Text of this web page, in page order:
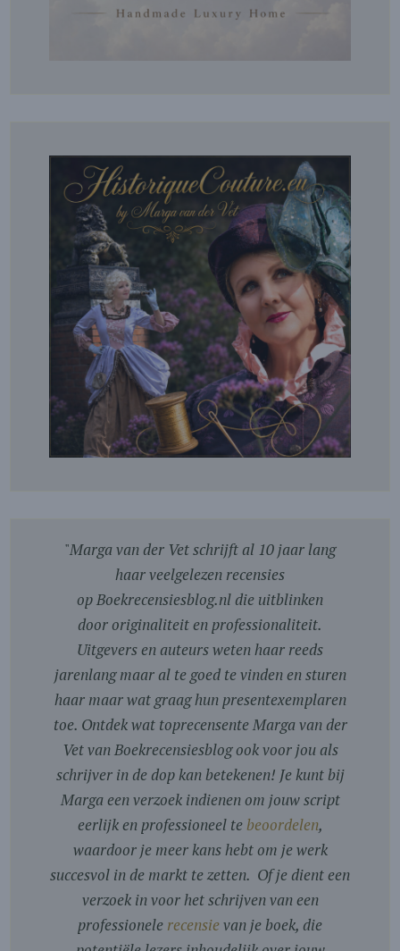
"Marga van der Vet schrijft al 10 jaar lang
haar veelgelezen recensies
op Boekrecensiesblog.nl die uitblinken
door originaliteit en professionaliteit.
Uitgevers en auteurs weten haar reeds
jarenlang maar al te goed te vinden en sturen
haar maar wat graag hun presentexemplaren
toe. Ontdek wat toprecensente Marga van der
Vet van Boekrecensiesblog ook voor jou als
schrijver in de dop kan betekenen! Je kunt bij
Marga een verzoek indienen om jouw script
eerlijk en professioneel te beoordelen,
waardoor je meer kans hebt om je werk
succesvol in de markt te zetten. Of je dient een
verzoek in voor het schrijven van een
professionele recensievan je boek, die